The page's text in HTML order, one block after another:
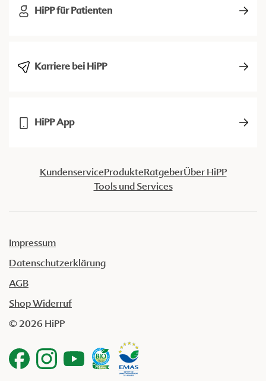
HiPP für Patienten
Karriere bei HiPP
HiPP App
KundenserviceProdukteRatgeberÜber HiPP
Tools und Services
Impressum
Datenschutzerklärung
AGB
Shop Widerruf
© 2026 HiPP